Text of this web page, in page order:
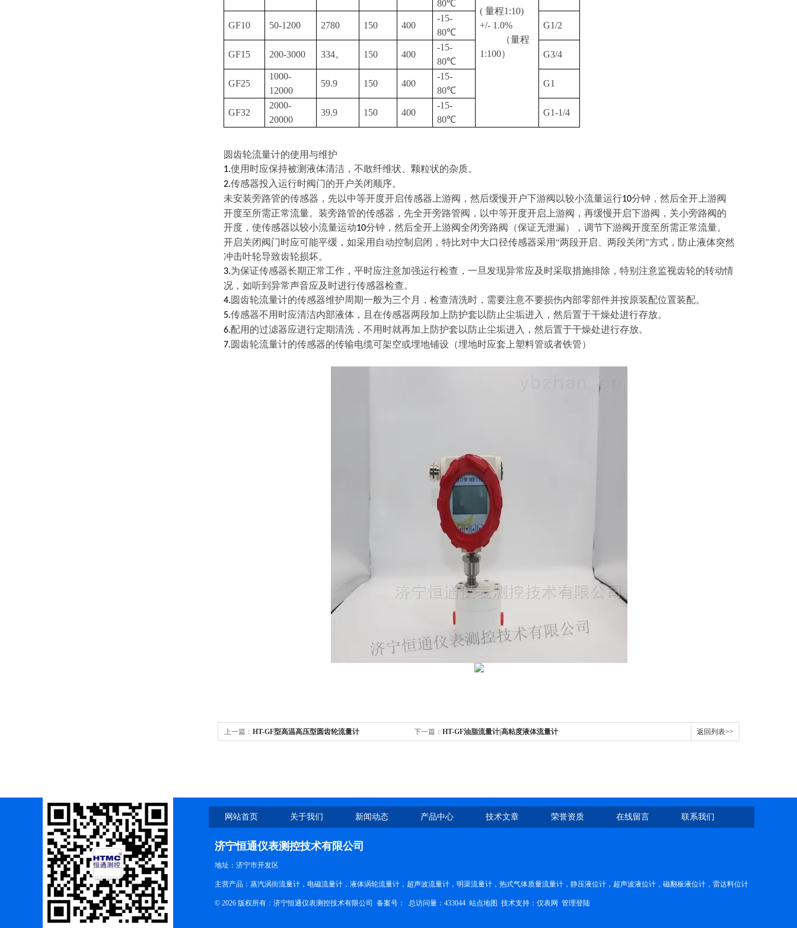
( 量程1:10)
+/- 1.0%
（量程
1:100）
80℃
GF10 50-1200 2780 150 400
-15-
80℃
G1/2
GF15 200-3000 334。 150 400
-15-
80℃
G3/4
GF25
1000-
12000
59.9 150 400
-15-
80℃
G1
GF32
2000-
20000
39.9 150 400
-15-
80℃
G1-1/4
圆齿轮流量计的使用与维护
1.使用时应保持被测液体清洁，不敢纤维状、颗粒状的杂质。
2.传感器投入运行时阀门的开户关闭顺序。
未安装旁路管的传感器，先以中等开度开启传感器上游阀，然后缓慢开户下游阀以较小流量运行10分钟，然后全开上游阀
开度至所需正常流量。装旁路管的传感器，先全开旁路管阀，以中等开度开启上游阀，再缓慢开启下游阀，关小旁路阀的
开度，使传感器以较小流量运动10分钟，然后全开上游阀全闭旁路阀（保证无泄漏），调节下游阀开度至所需正常流量。
开启关闭阀门时应可能平缓，如采用自动控制启闭，特比对中大口径传感器采用“两段开启、两段关闭"方式，防止液体突然
冲击叶轮导致齿轮损坏。
3.为保证传感器长期正常工作，平时应注意加强运行检查，一旦发现异常应及时采取措施排除，特别注意监视齿轮的转动情
况，如听到异常声音应及时进行传感器检查。
4.圆齿轮流量计的传感器维护周期一般为三个月，检查清洗时，需要注意不要损伤内部零部件并按原装配位置装配。
5.传感器不用时应清洁内部液体，且在传感器两段加上防护套以防止尘垢进入，然后置于干燥处进行存放。
6.配用的过滤器应进行定期清洗，不用时就再加上防护套以防止尘垢进入，然后置于干燥处进行存放。
7.圆齿轮流量计的传感器的传输电缆可架空或埋地铺设（埋地时应套上塑料管或者铁管）
上一篇： HT-GF型高温高压型圆齿轮流量计 下一篇： HT-GF油脂流量计|高粘度液体流量计 返回列表>>
网站首页 关于我们 新闻动态 产品中心 技术文章 荣誉资质 在线留言 联系我们
济宁恒通仪表测控技术有限公司
地址：济宁市开发区
主营产品：蒸汽涡街流量计，电磁流量计，液体涡轮流量计，超声波流量计，明渠流量计，热式气体质量流量计，静压液位计，超声波液位计，磁翻板液位计，雷达料位计
© 2026 版权所有：济宁恒通仪表测控技术有限公司 备案号： 总访问量：433044 站点地图 技术支持： 仪表网 管理登陆